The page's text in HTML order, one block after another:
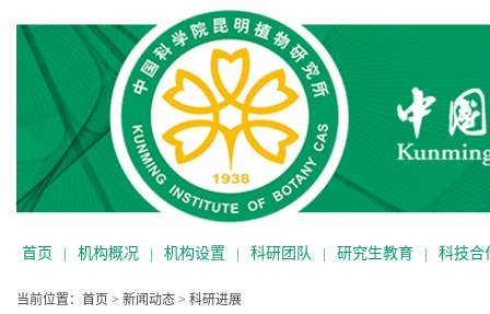
首页 | 机构概况 | 机构设置 | 科研团队 | 研究生教育 | 科技合
当前位置： 首页 > 新闻动态 > 科研进展